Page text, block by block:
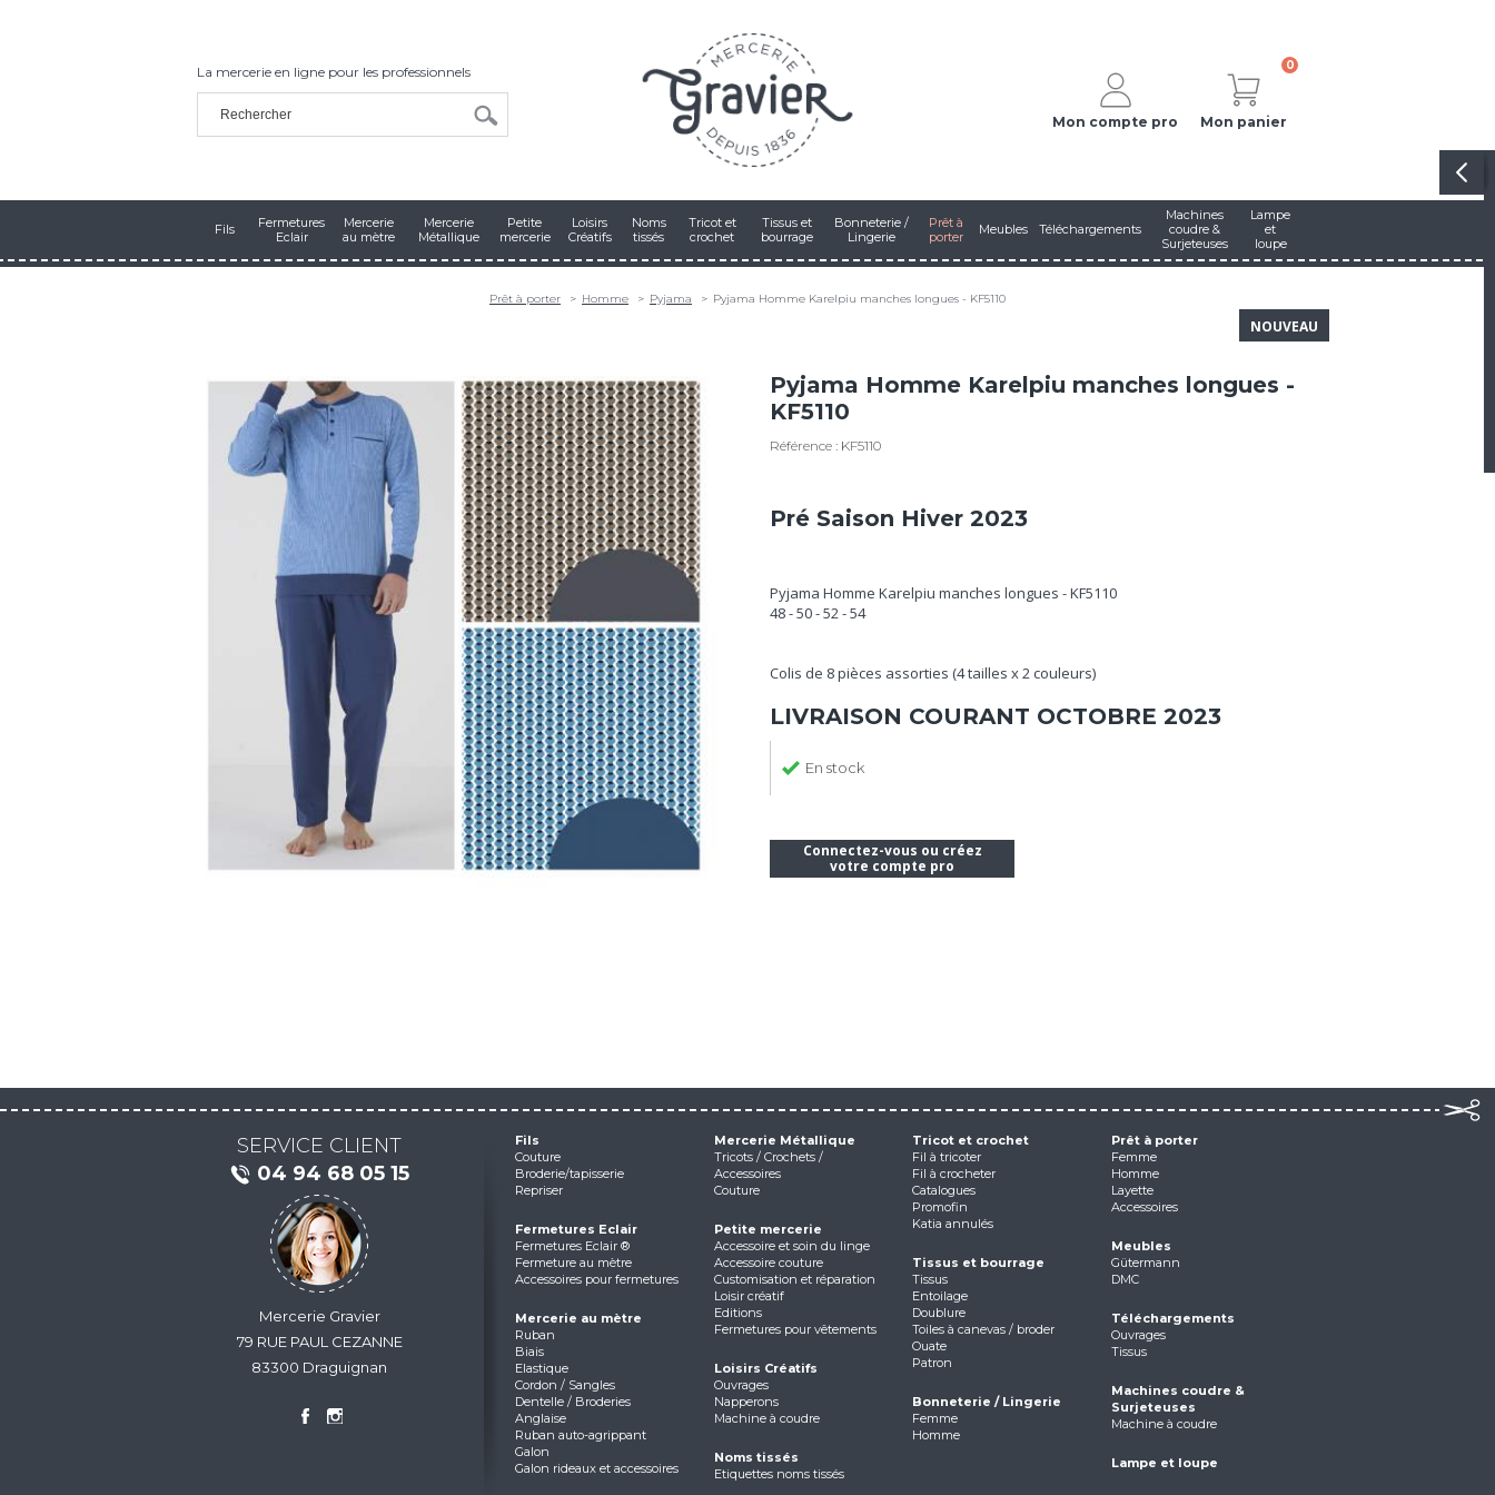
La mercerie en ligne pour les professionnels
Mon compte pro
0
Mon panier
Fils
Fermetures
Eclair
Mercerie
au mètre
Mercerie
Métallique
Petite
mercerie
Loisirs
Créatifs
Noms
tissés
Tricot et
crochet
Tissus et
bourrage
Bonneterie /
Lingerie
Prêt à
porter
Meubles Téléchargements
Machines
coudre &
Surjeteuses
Lampe
et
loupe
Prêt à porter Homme Pyjama Pyjama Homme Karelpiu manches longues - KF5110
NOUVEAU
Pyjama Homme Karelpiu manches longues -
KF5110
Référence : KF5110
Pré Saison Hiver 2023
Pyjama Homme Karelpiu manches longues - KF5110
48 - 50 - 52 - 54
Colis de 8 pièces assorties (4 tailles x 2 couleurs)
LIVRAISON COURANT OCTOBRE 2023
En stock
Connectez-vous ou créez
votre compte pro
SERVICE CLIENT
04 94 68 05 15
Mercerie Gravier
79 RUE PAUL CEZANNE
83300 Draguignan
Fils
Couture
Broderie/tapisserie
Repriser
Fermetures Eclair
Fermetures Eclair ®
Fermeture au mètre
Accessoires pour fermetures
Mercerie au mètre
Ruban
Biais
Elastique
Cordon / Sangles
Dentelle / Broderies
Anglaise
Ruban auto-agrippant
Galon
Galon rideaux et accessoires
Mercerie Métallique
Tricots / Crochets /
Accessoires
Couture
Petite mercerie
Accessoire et soin du linge
Accessoire couture
Customisation et réparation
Loisir créatif
Editions
Fermetures pour vêtements
Loisirs Créatifs
Ouvrages
Napperons
Machine à coudre
Noms tissés
Etiquettes noms tissés
Tricot et crochet
Fil à tricoter
Fil à crocheter
Catalogues
Promofin
Katia annulés
Tissus et bourrage
Tissus
Entoilage
Doublure
Toiles à canevas / broder
Ouate
Patron
Bonneterie / Lingerie
Femme
Homme
Prêt à porter
Femme
Homme
Layette
Accessoires
Meubles
Gütermann
DMC
Téléchargements
Ouvrages
Tissus
Machines coudre &
Surjeteuses
Machine à coudre
Lampe et loupe